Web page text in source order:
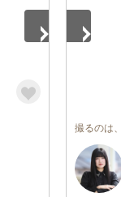
撮るのは